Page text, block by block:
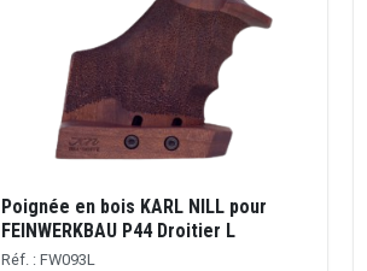
Poignée en bois KARL NILL pour
FEINWERKBAU P44 Droitier L
Réf. : FW093L